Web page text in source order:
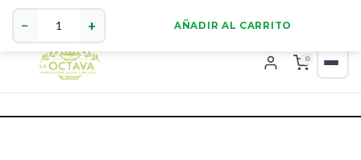
0
Occus
cantidad
− + AÑADIR AL CARRITO